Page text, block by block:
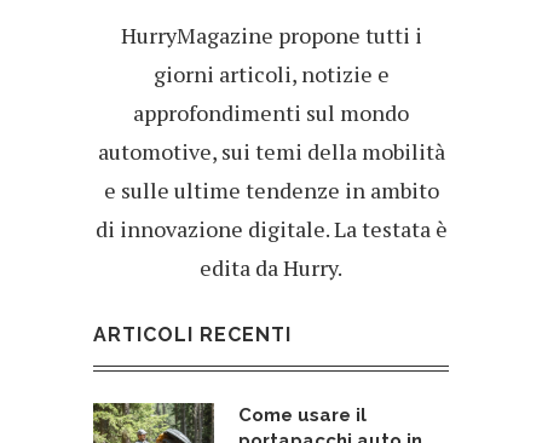
HurryMagazine propone tutti i
giorni articoli, notizie e
approfondimenti sul mondo
automotive, sui temi della mobilità
e sulle ultime tendenze in ambito
di innovazione digitale. La testata è
edita da Hurry.
ARTICOLI RECENTI
Come usare il